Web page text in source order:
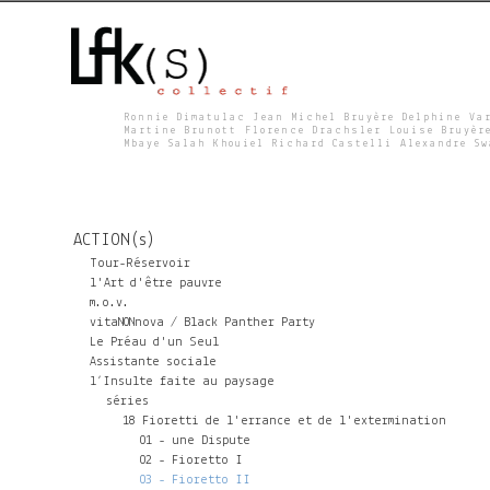
F
K
S
Ronnie Dimatulac Jean Michel Bruyère Delphine
Martine Brunott Florence Drachsler Louise
Mbaye Salah Khouiel Richard Castelli Alexandre
ACTION(s)
Tour-Réservoir
l'Art d'être pauvre
m.o.v.
vitaNONnova / Black Panther Party
Le Préau d'un Seul
Assistante sociale
l’Insulte faite au paysage
séries
18 Fioretti de l'errance et de l'extermination
01 - une Dispute
02 - Fioretto I
03 - Fioretto II